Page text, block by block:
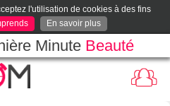
l'utilisation de cookies à des fins
En savoir plus
Minute Beauté